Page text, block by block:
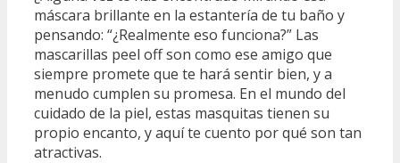
máscara brillante en la estantería de tu baño y
pensando: “¿Realmente eso funciona?” Las
mascarillas peel off son como ese amigo que
siempre promete que te hará sentir bien, y a
menudo cumplen su promesa. En el mundo del
cuidado de la piel, estas masquitas tienen su
propio encanto, y aquí te cuento por qué son tan
atractivas.